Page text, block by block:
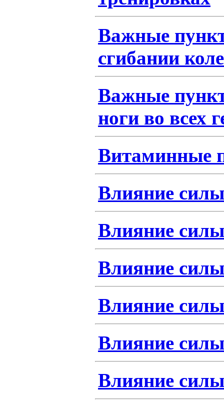
Важные
сгибании
Важные
ноги во всех
Витаминные
Влияние силы
Влияние
Влияние
Влияние
Влияние
Влияние